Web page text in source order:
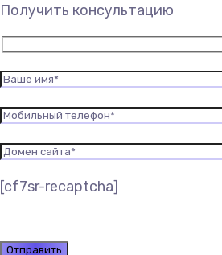
Получить консультацию
[cf7sr-recaptcha]